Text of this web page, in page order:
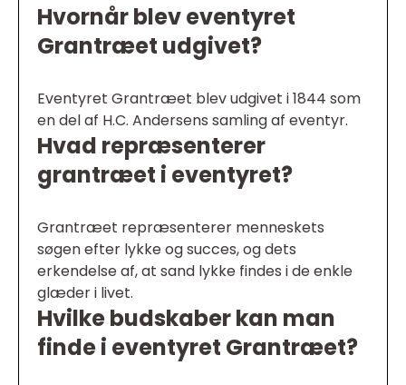
Hvornår blev eventyret
Grantræet udgivet?
Eventyret Grantræet blev udgivet i 1844 som
en del af H.C. Andersens samling af eventyr.
Hvad repræsenterer
grantræet i eventyret?
Grantræet repræsenterer menneskets
søgen efter lykke og succes, og dets
erkendelse af, at sand lykke findes i de enkle
glæder i livet.
Hvilke budskaber kan man
finde i eventyret Grantræet?